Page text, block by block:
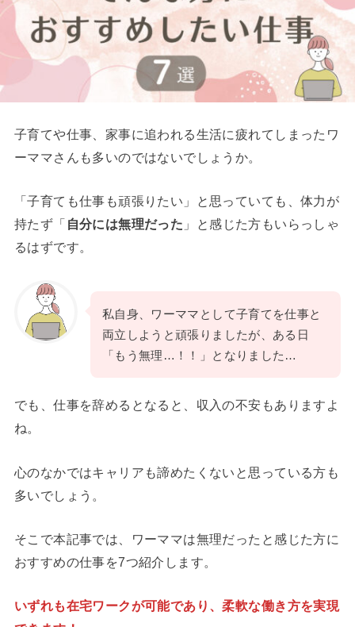
子育てや仕事、家事に追われる生活に疲れてしまったワ
ーママさんも多いのではないでしょうか。
「子育ても仕事も頑張りたい」と思っていても、体力が
持たず「 自分には無理だった 」と感じた方もいらっしゃ
るはずです。
私自身、ワーママとして子育てを仕事と
両立しようと頑張りましたが、ある日
「もう無理…！！」となりました…
でも、仕事を辞めるとなると、収入の不安もありますよ
ね。
心のなかではキャリアも諦めたくないと思っている方も
多いでしょう。
そこで本記事では、ワーママは無理だったと感じた方に
おすすめの仕事を7つ紹介します。
いずれも在宅ワークが可能であり、柔軟な働き方を実現